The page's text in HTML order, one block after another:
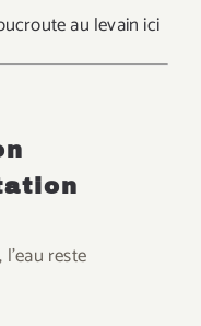
au levain ici
reste